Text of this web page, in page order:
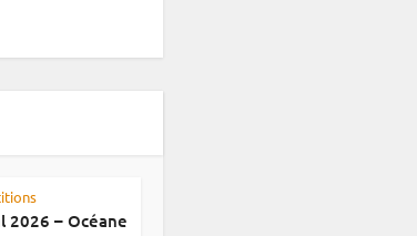
2026 – Océane